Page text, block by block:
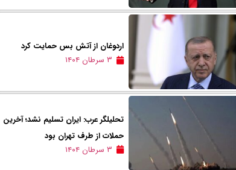
اردوغان از آتش بس حمایت کرد
۳ سرطان ۱۴۰۴
تحلیلگر عرب: ایران تسلیم نشد؛ آخرین
حملات از طرف تهران بود
۳ سرطان ۱۴۰۴